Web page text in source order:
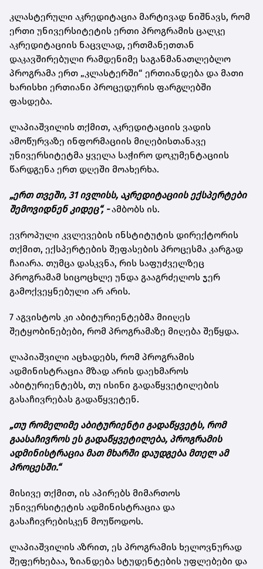
კლასტერული აკრედიტაცია მარტივად ნიშნავს, რომ
ერთი უნივერსიტეტის ერთი პროგრამის ცალკე
აკრედიტაციის ნაცვლად, ერთმანეთთან
დაკავშირებული რამდენიმე საგანმანათლებლო
პროგრამა ერთ „კლასტერში“ ერთიანდება და მათი
ხარისხი ერთიანი პროცედურის ფარგლებში
ფასდება.
ლაპიაშვილის თქმით, აკრედიტაციის ვადის
ამოწურვაზე ინფორმაციის მიღებისთანავე
უნივერსიტეტმა ყველა საჭირო დოკუმენტაციის
წარდგენა ერთ დღეში მოახერხა.
„ერთ თვეში, 31 ივლისს, აკრედიტაციის ექსპერტები
შემოვიდნენ კიდეც“, - ამბობს ის.
ევროპული კვლევების ინსტიტუტის დირექტორის
თქმით, ექსპერტების შეფასების პროცესმა კარგად
ჩაიარა. თუმცა დასკვნა, რის საფუძველზეც
პროგრამამ სიცოცხლე უნდა გააგრძელოს ჯერ
გამოქვეყნებული არ არის.
7 აგვისტოს კი აბიტურიენტებმა მიიღეს
შეტყობინებები, რომ პროგრამაზე მიღება შეწყდა.
ლაპიაშვილი აცხადებს, რომ პროგრამის
ადმინისტრაცია მზად არის დაეხმაროს
აბიტურიენტებს, თუ ისინი გადაწყვეტილების
გასაჩივრებას გადაწყვეტენ.
„თუ რომელიმე აბიტურიენტი გადაწყვეტს, რომ
გაასაჩივროს ეს გადაწყვეტილება, პროგრამის
ადმინისტრაცია მათ მხარში დაუდგება მთელ ამ
პროცესში.“
მისივე თქმით, ის აპირებს მიმართოს
უნივერსიტეტის ადმინისტრაცია და
გასაჩივრებისკენ მოუწოდოს.
ლაპიაშვილის აზრით, ეს პროგრამის ხელოვნურად
შეფერხებაა, ზიანდება სტუდენტების უფლებები და